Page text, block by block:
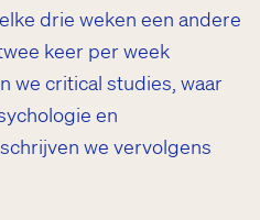
drie weken een andere
keer per week
we critical studies, waar
en
we vervolgens